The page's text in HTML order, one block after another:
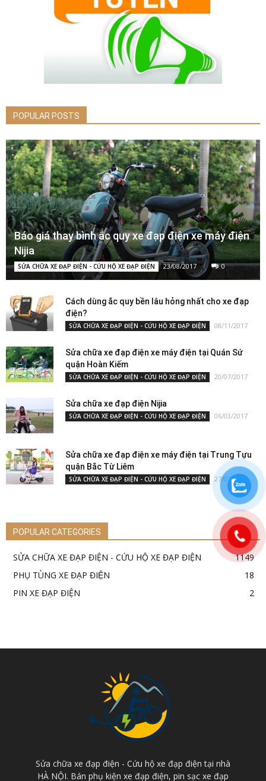
POPULAR POSTS
Báo giá thay bình ắc quy xe đạp điện xe máy điện
Nijia
SỬA CHỮA XE ĐẠP ĐIỆN - CỨU HỘ XE ĐẠP ĐIỆN 23/08/2017 0
Cách dùng ắc quy bền lâu hỏng nhất cho xe đạp
điện?
SỬA CHỮA XE ĐẠP ĐIỆN - CỨU HỘ XE ĐẠP ĐIỆN 08/11/2017
Sửa chữa xe đạp điện xe máy điện tại Quán Sứ
quận Hoàn Kiếm
SỬA CHỮA XE ĐẠP ĐIỆN - CỨU HỘ XE ĐẠP ĐIỆN 20/07/2017
Sửa chữa xe đạp điện Nijia
SỬA CHỮA XE ĐẠP ĐIỆN - CỨU HỘ XE ĐẠP ĐIỆN 06/03/2017
Sửa chữa xe đạp điện xe máy điện tại Trung Tựu
quận Bắc Từ Liêm
SỬA CHỮA XE ĐẠP ĐIỆN - CỨU HỘ XE ĐẠP ĐIỆN 27/07/2017
POPULAR CATEGORIES
SỬA CHỮA XE ĐẠP ĐIỆN - CỨU HỘ XE ĐẠP ĐIỆN
1149
PHỤ TÙNG XE ĐẠP ĐIỆN
18
PIN XE ĐẠP ĐIỆN
2
Sửa chữa xe đạp điện - Cứu hộ xe đạp điện tại nhà
HÀ NỘI. Bán phụ kiện xe đạp điện, pin sạc xe đạp